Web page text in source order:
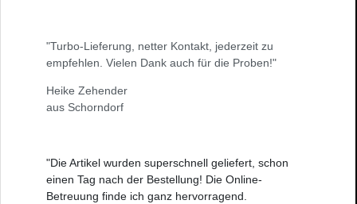
"Turbo-Lieferung, netter Kontakt, jederzeit zu
empfehlen. Vielen Dank auch für die Proben!"
Heike Zehender
aus Schorndorf
"Die Artikel wurden superschnell geliefert, schon
einen Tag nach der Bestellung! Die Online-
Betreuung finde ich ganz hervorragend.